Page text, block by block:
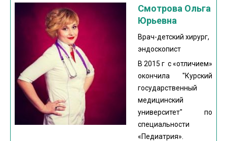
Смотрова Ольга
Юрьевна
Врач-детский хирург,
эндоскопист
В 2015 г с «отличием»
окончила "Курский
государственный
медицинский
университет" по
специальности
«Педиатрия».